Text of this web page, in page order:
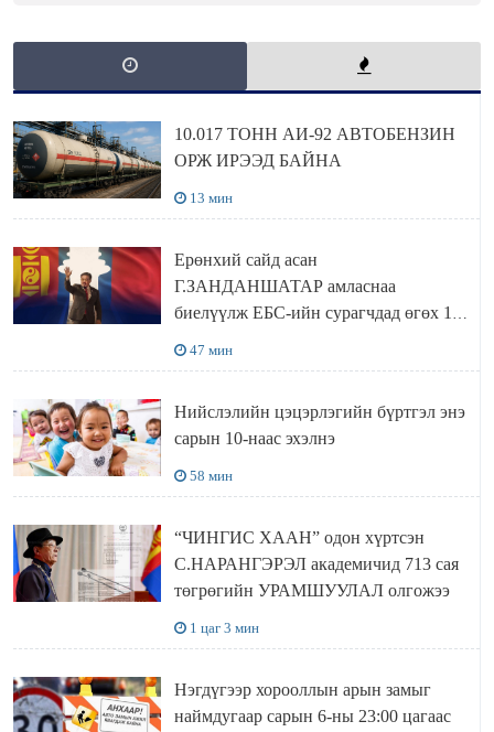
10.017 ТОНН АИ-92 АВТОБЕНЗИН
ОРЖ ИРЭЭД БАЙНА
13 мин
Ерөнхий сайд асан
Г.ЗАНДАНШАТАР амласнаа
биелүүлж ЕБС-ийн сурагчдад өгөх 10.
47 мин
Нийслэлийн цэцэрлэгийн бүртгэл энэ
сарын 10-наас эхэлнэ
58 мин
“ЧИНГИС ХААН” одон хүртсэн
С.НАРАНГЭРЭЛ академичид 713 сая
төгрөгийн УРАМШУУЛАЛ олгожээ
1 цаг 3 мин
Нэгдүгээр хорооллын арын замыг
наймдугаар сарын 6-ны 23:00 цагаас